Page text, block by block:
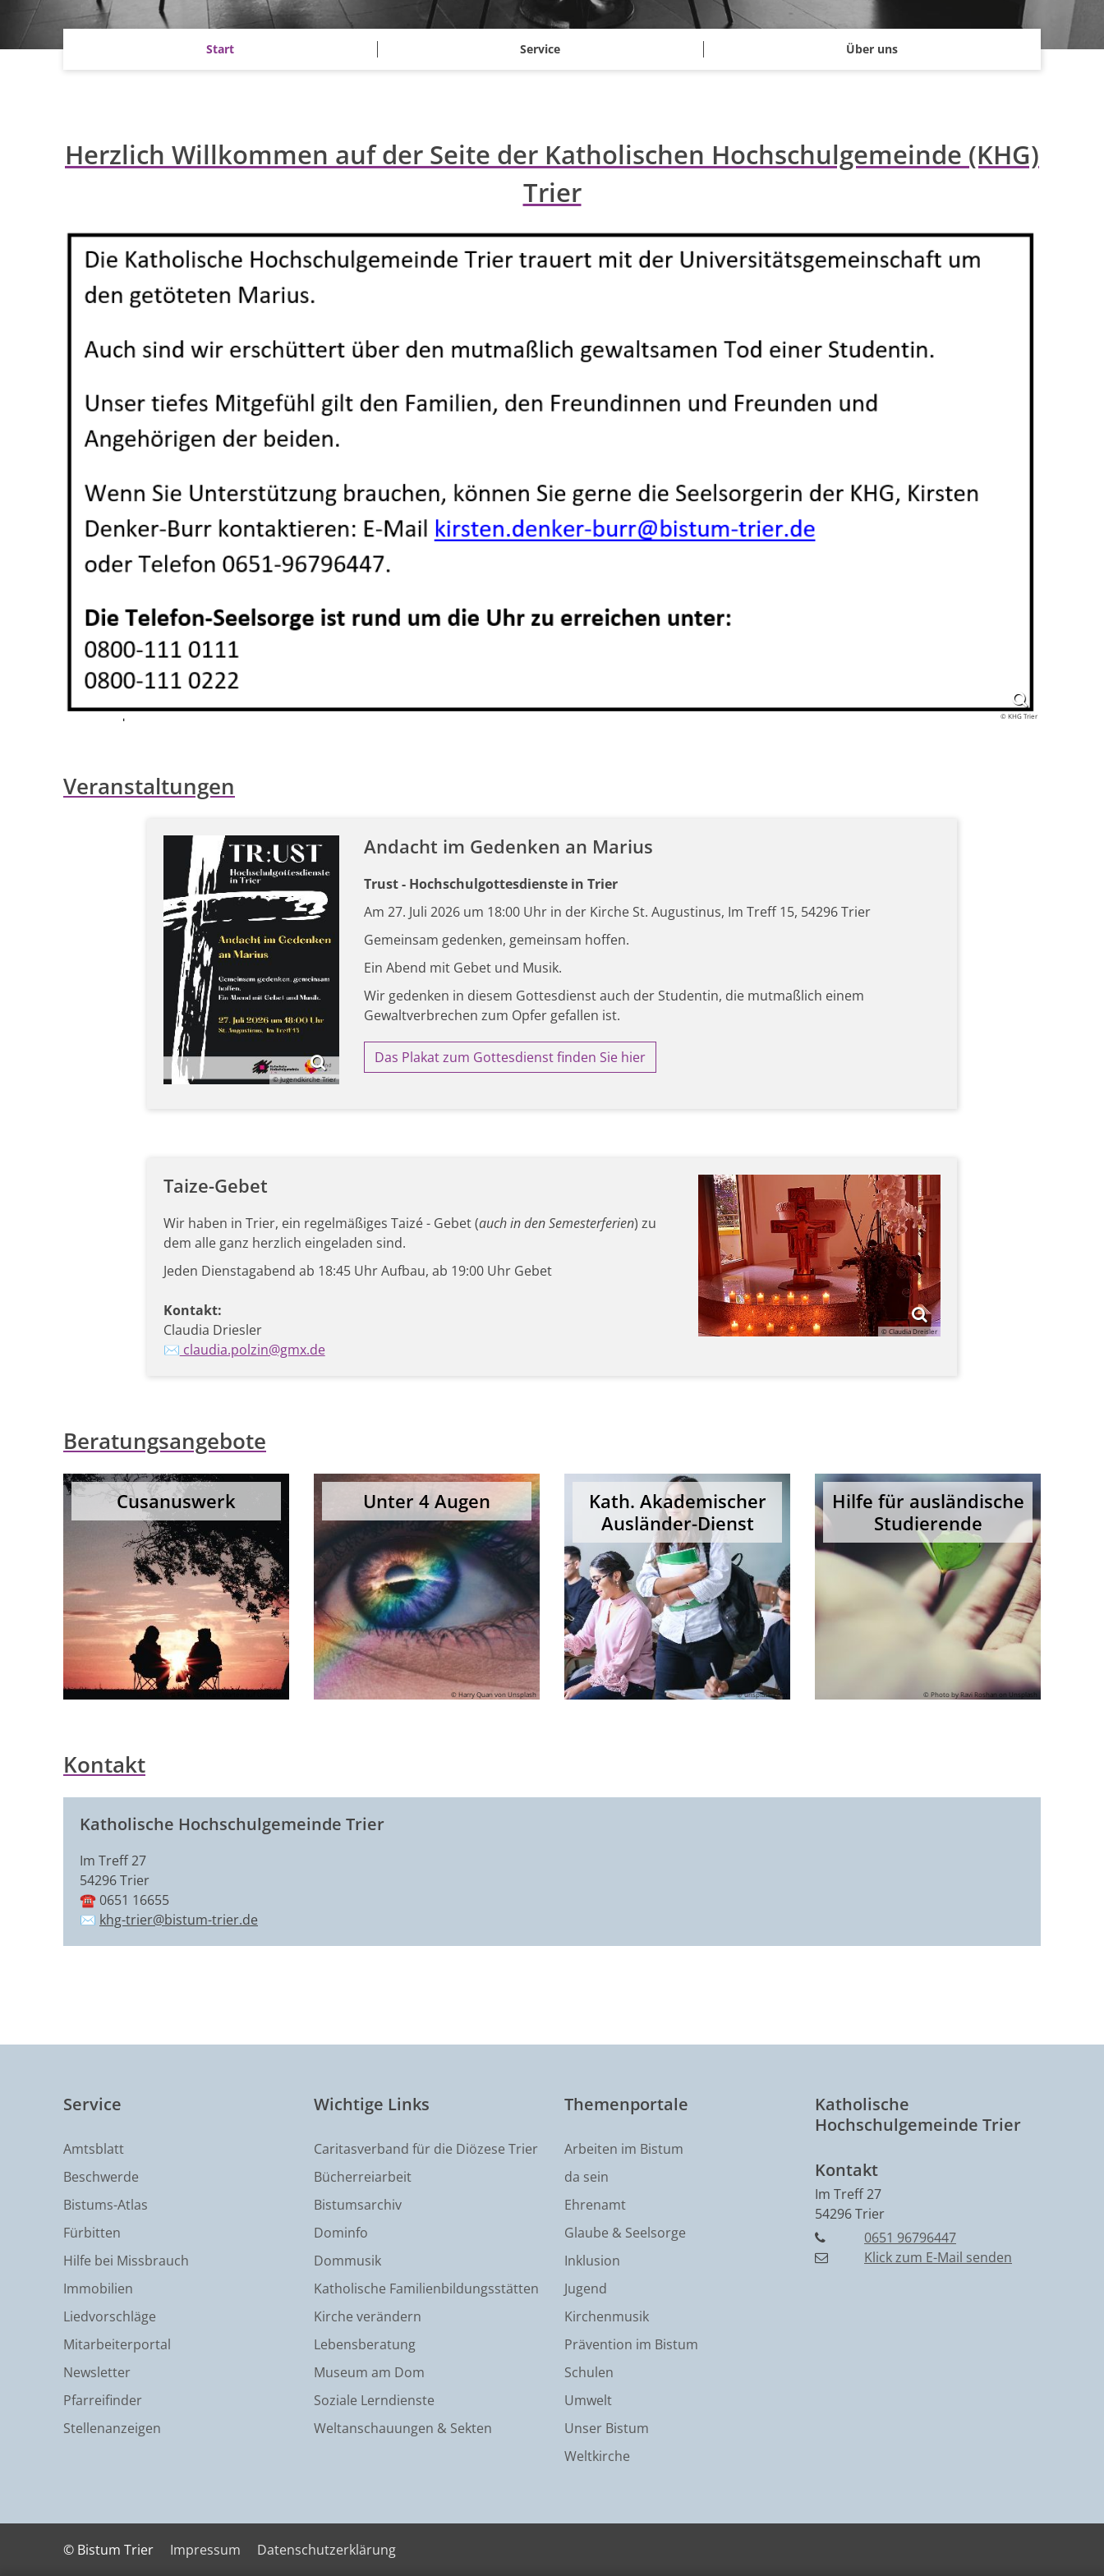
Start Service Über uns
Herzlich Willkommen auf der Seite der Katholischen Hochschulgemeinde (KHG)
Trier
© KHG Trier
Veranstaltungen
© Jugendkirche Trier
Andacht im Gedenken an Marius
Trust - Hochschulgottesdienste in Trier
Am 27. Juli 2026 um 18:00 Uhr in der Kirche St. Augustinus, Im Treff 15, 54296 Trier
Gemeinsam gedenken, gemeinsam hoffen.
Ein Abend mit Gebet und Musik.
Wir gedenken in diesem Gottesdienst auch der Studentin, die mutmaßlich einem
Gewaltverbrechen zum Opfer gefallen ist.
Das Plakat zum Gottesdienst finden Sie hier
© Claudia Dreisler
Taize-Gebet
Wir haben in Trier, ein regelmäßiges Taizé - Gebet (auch in den Semesterferien) zu
dem alle ganz herzlich eingeladen sind.
Jeden Dienstagabend ab 18:45 Uhr Aufbau, ab 19:00 Uhr Gebet
Kontakt:
Claudia Driesler
✉️ claudia.polzin@gmx.de
Beratungsangebote
Cusanuswerk
© Foto von Harli Marten auf Unsplash
Unter 4 Augen
© Harry Quan von Unsplash
Kath. Akademischer
Ausländer-Dienst
© unsplash.com
Hilfe für ausländische
Studierende
© Photo by Ravi Roshan on Unsplash
Kontakt
Katholische Hochschulgemeinde Trier
Im Treff 27
54296 Trier
☎️ 0651 16655
✉️ khg-trier@bistum-trier.de
Service
Amtsblatt
Beschwerde
Bistums-Atlas
Fürbitten
Hilfe bei Missbrauch
Immobilien
Liedvorschläge
Mitarbeiterportal
Newsletter
Pfarreifinder
Stellenanzeigen
Wichtige Links
Caritasverband für die Diözese Trier
Bücherreiarbeit
Bistumsarchiv
Dominfo
Dommusik
Katholische Familienbildungsstätten
Kirche verändern
Lebensberatung
Museum am Dom
Soziale Lerndienste
Weltanschauungen & Sekten
Themenportale
Arbeiten im Bistum
da sein
Ehrenamt
Glaube & Seelsorge
Inklusion
Jugend
Kirchenmusik
Prävention im Bistum
Schulen
Umwelt
Unser Bistum
Weltkirche
Katholische
Hochschulgemeinde Trier
Kontakt
Im Treff 27
54296Trier
0651 96796447
Klick zum E-Mail senden
© Bistum Trier Impressum Datenschutzerklärung